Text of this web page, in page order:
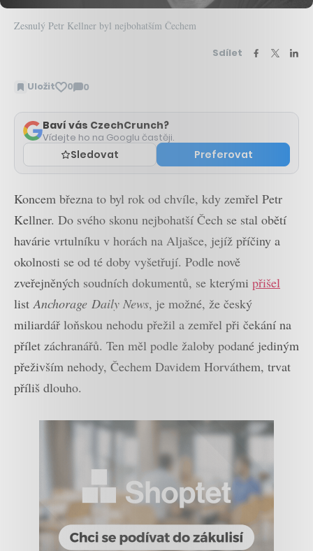
Zesnulý Petr Kellner byl nejbohatším Čechem
Sdílet
Uložit 0 0
Zobrazit
Baví vás CzechCrunch?
Vídejte ho na Googlu častěji.
Sledovat Preferovat
Koncem března to byl rok od chvíle, kdy zemřel Petr
Kellner. Do svého skonu nejbohatší Čech se stal obětí
havárie vrtulníku v horách na Aljašce, jejíž příčiny a
okolnosti se od té doby vyšetřují. Podle nově
zveřejněných soudních dokumentů, se kterými přišel
list Anchorage Daily News, je možné, že český
miliardář loňskou nehodu přežil a zemřel při čekání na
přílet záchranářů. Ten měl podle žaloby podané jediným
přeživším nehody, Čechem Davidem Horváthem, trvat
příliš dlouho.